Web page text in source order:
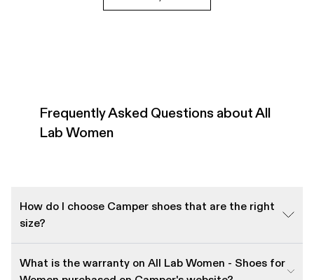
Frequently Asked Questions about All
Lab Women
How do I choose Camper shoes that are the right
size?
What is the warranty on All Lab Women - Shoes for